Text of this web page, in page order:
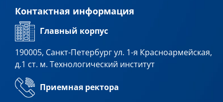
Контактная информация
Главный корпус
190005, Санкт-Петербург ул. 1-я Красноармейская,
д.1 ст. м. Технологический институт
Приемная ректора